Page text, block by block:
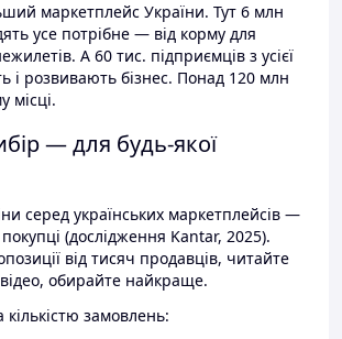
маркетплейс України. Тут 6 млн
усе потрібне — від корму для
А 60 тис. підприємців з усієї
і розвивають бізнес. Понад 120 млн
місці.
— для будь-якої
серед українських маркетплейсів —
(дослідження Kantar, 2025).
від тисяч продавців, читайте
відео, обирайте найкраще.
кількістю замовлень: